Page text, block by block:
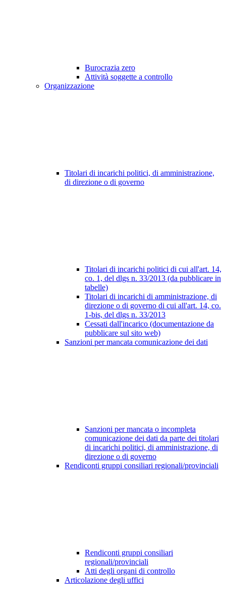
Burocrazia zero
Attività soggette a controllo
Organizzazione
Titolari di incarichi politici, di amministrazione,
di direzione o di governo
Titolari di incarichi politici di cui all'art. 14,
co. 1, del dlgs n. 33/2013 (da pubblicare in
tabelle)
Titolari di incarichi di amministrazione, di
direzione o di governo di cui all'art. 14, co.
1-bis, del dlgs n. 33/2013
Cessati dall'incarico (documentazione da
pubblicare sul sito web)
Sanzioni per mancata comunicazione dei dati
Sanzioni per mancata o incompleta
comunicazione dei dati da parte dei titolari
di incarichi politici, di amministrazione, di
direzione o di governo
Rendiconti gruppi consiliari regionali/provinciali
Rendiconti gruppi consiliari
regionali/provinciali
Atti degli organi di controllo
Articolazione degli uffici